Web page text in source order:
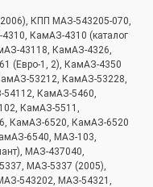
КПП МАЗ-543205-070,
КамАЗ-4310 (каталог
43118, КамАЗ-4326,
(Евро-1, 2), КамАЗ-4350
53212, КамАЗ-53228,
КамАЗ-5460,
КамАЗ-5511,
КамАЗ-6520, КамАЗ-6520
6540, МАЗ-103,
МАЗ-437040,
МАЗ-5337 (2005),
543202, МАЗ-54321,